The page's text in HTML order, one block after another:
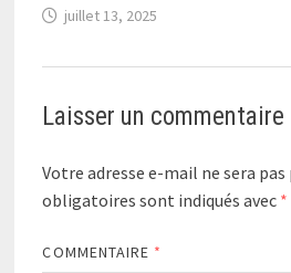
juillet 13, 2025
Laisser un commentaire
Votre adresse e-mail ne sera pas
obligatoires sont indiqués avec *
COMMENTAIRE *